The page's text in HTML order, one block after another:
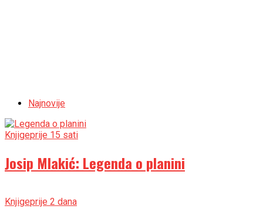
Najnovije
Knjigeprije 15 sati
Josip Mlakić: Legenda o planini
Knjigeprije 2 dana